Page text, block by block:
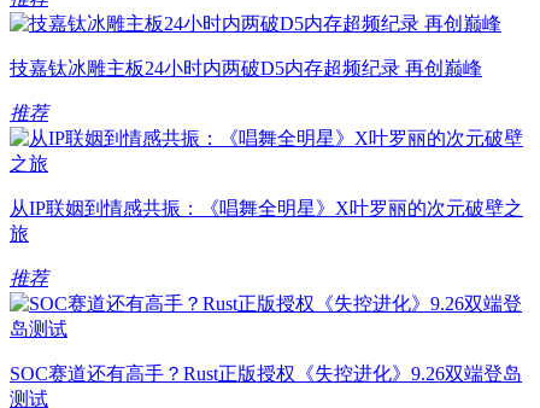
技嘉钛冰雕主板24小时内两破D5内存超频纪录 再创巅峰
推荐
从IP联姻到情感共振：《唱舞全明星》X叶罗丽的次元破壁之
旅
推荐
SOC赛道还有高手？Rust正版授权《失控进化》9.26双端登岛
测试